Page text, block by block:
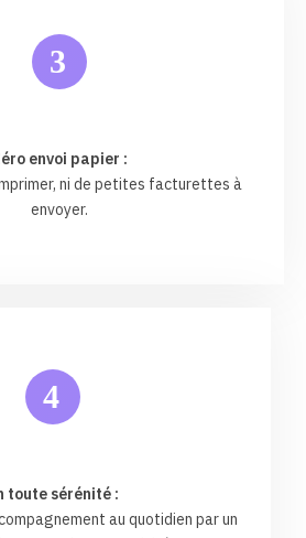
3
envoi papier :
ni de petites facturettes à
envoyer.
4
toute sérénité :
au quotidien par un